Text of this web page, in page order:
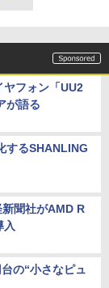
ヤフォン「UU2
が語る
するSHANLING
聞社がAMD R
の“小さなピュ